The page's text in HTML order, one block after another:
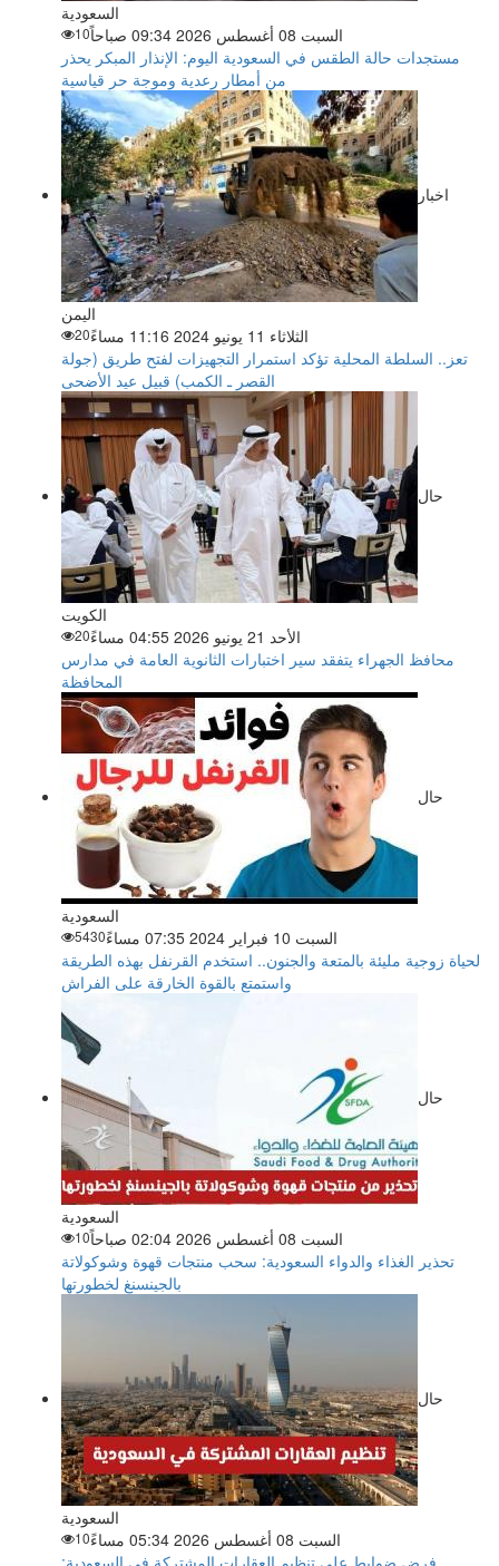
السعودية
السبت 08 أغسطس 2026 09:34 صباحاً
10
مستجدات حالة الطقس في السعودية اليوم: الإنذار المبكر يحذر
من أمطار رعدية وموجة حر قياسية
اخبار
اليمن
الثلاثاء 11 يونيو 2024 11:16 مساءً
20
تعز.. السلطة المحلية تؤكد استمرار التجهيزات لفتح طريق (جولة
القصر ـ الكمب) قبيل عيد الأضحى
حال
الكويت
الأحد 21 يونيو 2026 04:55 مساءً
20
محافظ الجهراء يتفقد سير اختبارات الثانوية العامة في مدارس
المحافظة
حال
السعودية
السبت 10 فبراير 2024 07:35 مساءً
5430
لحياة زوجية مليئة بالمتعة والجنون.. استخدم القرنفل بهذه الطريقة
واستمتع بالقوة الخارقة على الفراش
حال
السعودية
السبت 08 أغسطس 2026 02:04 صباحاً
10
تحذير الغذاء والدواء السعودية: سحب منتجات قهوة وشوكولاتة
بالجينسنغ لخطورتها
حال
السعودية
السبت 08 أغسطس 2026 05:34 مساءً
10